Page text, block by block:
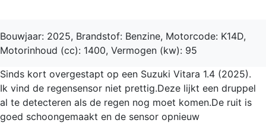
Bouwjaar: 2025, Brandstof: Benzine, Motorcode: K14D,
Motorinhoud (cc): 1400, Vermogen (kw): 95
Sinds kort overgestapt op een Suzuki Vitara 1.4 (2025).
Ik vind de regensensor niet prettig.Deze lijkt een druppel
al te detecteren als de regen nog moet komen.De ruit is
goed schoongemaakt en de sensor opnieuw